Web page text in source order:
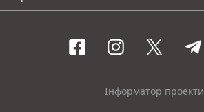
Інформатор проекти